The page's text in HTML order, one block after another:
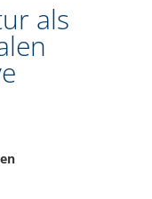
als